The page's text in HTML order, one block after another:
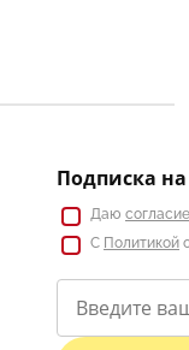
Подписка
Даю согласие
С Политикой